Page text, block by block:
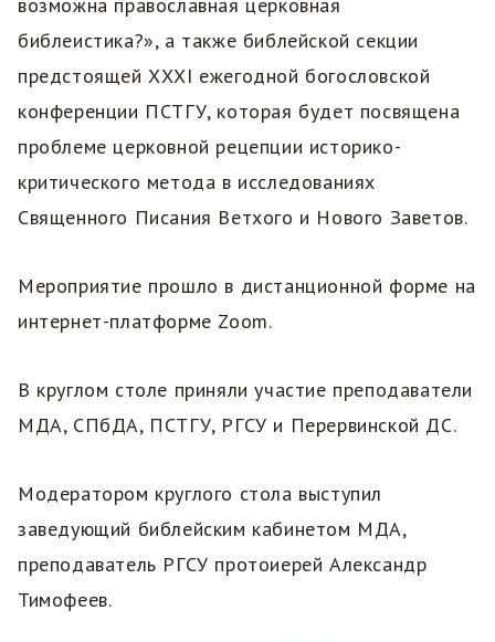
библеистика?», а также библейской секции
предстоящей ХХХI ежегодной богословской
конференции ПСТГУ, которая будет посвящена
проблеме церковной рецепции историко-
критического метода в исследованиях
Священного Писания Ветхого и Нового Заветов.
Мероприятие прошло в дистанционной форме на
интернет-платформе Zoom.
В круглом столе приняли участие преподаватели
МДА, СПбДА, ПСТГУ, РГСУ и Перервинской ДС.
Модератором круглого стола выступил
заведующий библейским кабинетом МДА,
преподаватель РГСУ протоиерей Александр
Тимофеев.